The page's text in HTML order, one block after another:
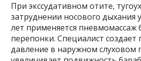
При экссудативном отите,
затруднении носового дыхания
лет применяется пневмомассаж
перепонки. Специалист
давление в наружном слуховом